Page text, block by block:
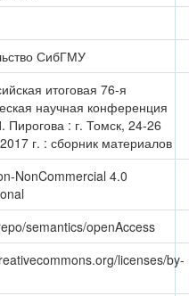
СибГМУ
итоговая 76-я
научная конференция
Пирогова : г. Томск, 24-26
г. : сборник материалов
NonCommercial 4.0
semantics/openAccess
licenses/by-